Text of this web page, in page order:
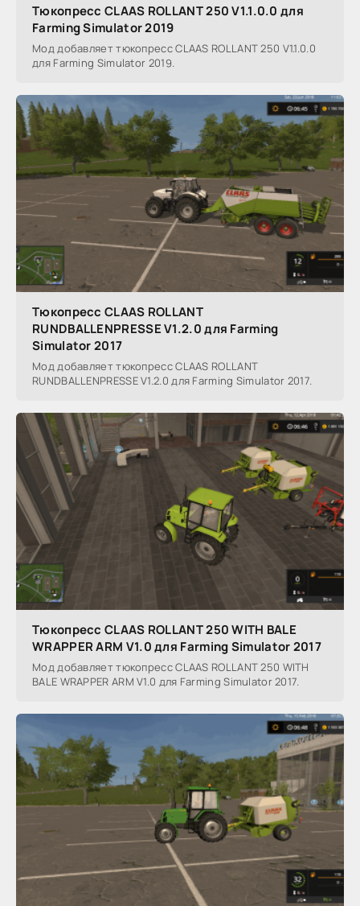
Тюкопресс CLAAS ROLLANT 250 V1.1.0.0 для
Farming Simulator 2019
Мод добавляет тюкопресс CLAAS ROLLANT 250 V1.1.0.0
для Farming Simulator 2019.
Тюкопресс CLAAS ROLLANT
RUNDBALLENPRESSE V1.2.0 для Farming
Simulator 2017
Мод добавляет тюкопресс CLAAS ROLLANT
RUNDBALLENPRESSE V1.2.0 для Farming Simulator 2017.
Тюкопресс CLAAS ROLLANT 250 WITH BALE
WRAPPER ARM V1.0 для Farming Simulator 2017
Мод добавляет тюкопресс CLAAS ROLLANT 250 WITH
BALE WRAPPER ARM V1.0 для Farming Simulator 2017.